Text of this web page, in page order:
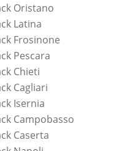
Oristano
Latina
Frosinone
Pescara
Chieti
Cagliari
Isernia
Campobasso
Caserta